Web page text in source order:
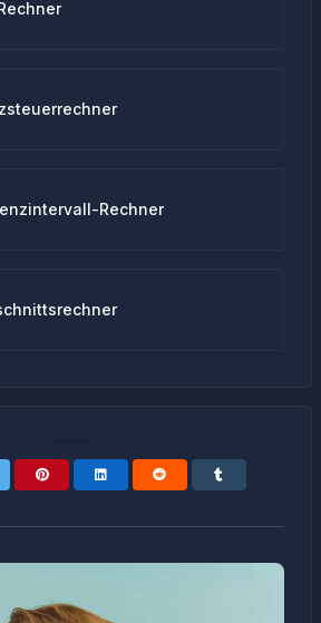
Rechner